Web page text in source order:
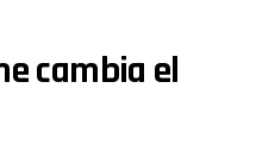
cambia el